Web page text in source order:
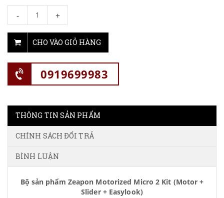
- +
CHO VÀO GIỎ HÀNG
0919699983
THÔNG TIN SẢN PHẨM
CHÍNH SÁCH ĐỔI TRẢ
BÌNH LUẬN
Bộ sản phẩm Zeapon Motorized Micro 2 Kit (Motor +
Slider + Easylook)